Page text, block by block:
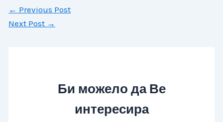
← Previous Post
Next Post →
Би можело да Ве
интересира